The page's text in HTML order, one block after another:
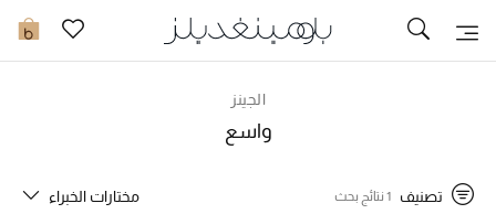
0 تخفيضات
مزيد من التخفيضات
الجينز
واسع
تصنيف 1 نتائج بحث مختارات الخبراء